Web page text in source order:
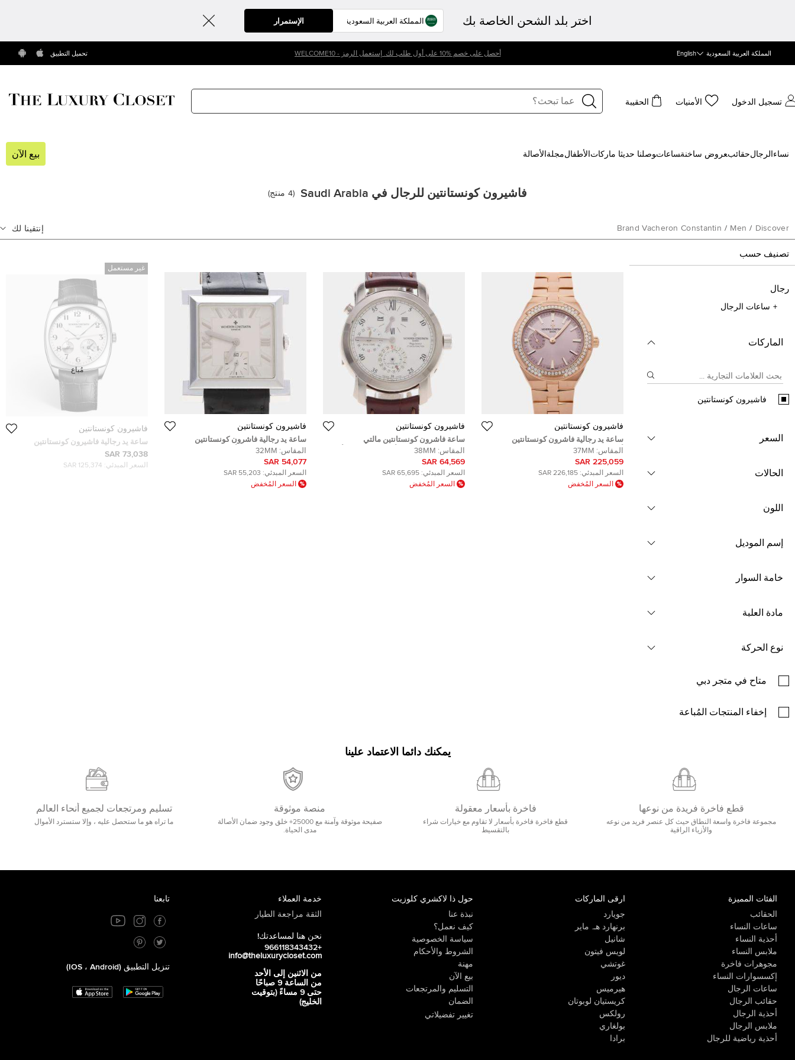
اختر بلد الشحن الخاصة بك الإستمرار
المملكة العربية السعودية English أحصل على خصم %10 على أول طلب لك. إستعمل الرمز - WELCOME10 تحميل التطبيق
تسجيل الدخول الأمنيات الحقيبة
نساء الرجالحقائب‍عروض ساخنة‍ساعات‍وصلنا حديثا ‍ ماركات الأطفالمجلة الأصالة بيع الآن
فاشيرون كونستانتين للرجال في Saudi Arabia (
4 منتج)
Discover
/
Men
/
Brand Vacheron Constantin إنتقينا لك
تصنيف حسب
رجال
ساعات الرجال
الماركات
فاشيرون كونستانتين
السعر
الحالات
اللون
إسم الموديل
خامة السوار
مادة العلبة
نوع الحركة
متاح في متجر دبي
إخفاء المنتجات المُباعة
فاشيرون كونستانتين
ساعة يد رجالية فاشرون كونستانتين
وردي 18 قيراط، ألماس 37 ملم
المقاس: 37MM
225,059 SAR
السعر المبدئي: 226,185 SAR
السعر المُخفض
فاشيرون كونستانتين
ساعة فاشرون كونستانتين مالتي
للرجال 38 مليمتر
المقاس: 38MM
64,569 SAR
السعر المبدئي: 65,695 SAR
السعر المُخفض
فاشيرون كونستانتين
ساعة يد رجالية فاشرون كونستانتين
مم
المقاس: 32MM
54,077 SAR
السعر المبدئي: 55,203 SAR
السعر المُخفض
غير مستعمل
فاشيرون كونستانتين
ساعة يد رجالية فاشيرون كونستانتين
ذهب أبيض عيار 18 وجلد تمساح فضية 40مم
73,038 SAR
السعر المبدئي: 125,374 SAR
مُباع
يمكنك دائما الاعتماد علينا
قطع فاخرة فريدة من نوعها
مجموعة فاخرة واسعة النطاق حيث كل عنصر فريد من نوعه
والأزياء الراقية
فاخرة بأسعار معقولة
قطع فاخرة فاخرة بأسعار لا تقاوم مع خيارات شراء
بالتقسيط
منصة موثوقة
صفيحة موثوقة وآمنة مع 25000+ خلق وجود ضمان الأصالة
مدى الحياة.
تسليم ومرتجعات لجميع أنحاء العالم
ما تراه هو ما ستحصل عليه ، وإلا ستسترد الأموال
الفئات المميزة
الحقائب
ساعات النساء
أحذية النساء
ملابس النساء
مجوهرات فاخرة
إكسسوارات النساء
ساعات الرجال
حقائب الرجال
أحذية الرجال
ملابس الرجال
أحذية رياضية للرجال
ارقى الماركات
جويارد
برنهارد هـ. ماير
شانيل
لويس فيتون
غوتشي
ديور
هيرميس
كريستيان لوبوتان
رولكس
بولغاري
برادا
حول ذا لاكشري كلوزيت
نبذة عنا
كيف نعمل؟
سياسة الخصوصية
الشروط والأحكام
مهنة
بيع الآن
التسليم والمرتجعات
الضمان
تغيير تفضيلاتي
خدمة العملاء
الثقة مراجعة الطيار
نحن هنا لمساعدتك!
+966118343432
info@theluxurycloset.com
من الاثنين إلى الأحد
من الساعة 9 صباحًا
حتى 9 مساءً (بتوقيت
الخليج)
تابعنا
تنزيل التطبيق (iOS ، Android)